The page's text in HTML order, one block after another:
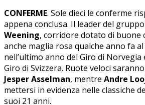
CONFERME. Sole dieci le conferme
appena conclusa. Il leader del
Weening, corridore dotato di buone
anche maglia rosa qualche anno fa
nell’ultimo anno del Giro di Norvegia
Giro di Svizzera. Ruote veloci saranno
Jesper Asselman, mentre Andre
mettersi in evidenza nelle classiche
suoi 21 anni.